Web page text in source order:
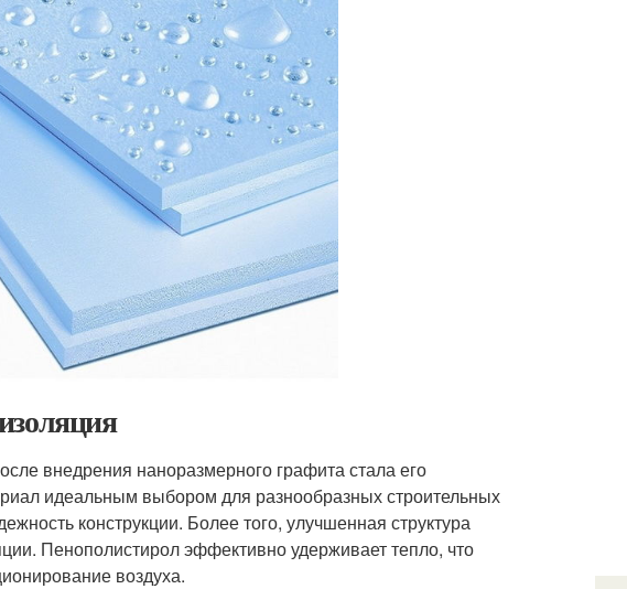
внедрения наноразмерного графита стала его
идеальным выбором для разнообразных строительных
конструкции. Более того, улучшенная структура
Пенополистирол эффективно удерживает тепло, что
воздуха.